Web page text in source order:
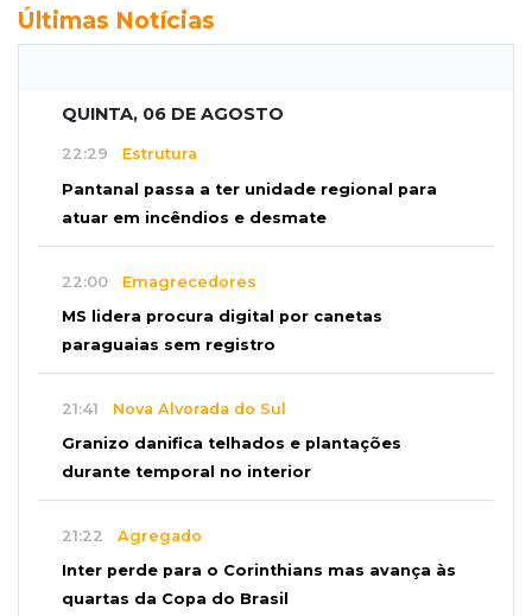
Últimas Notícias
QUINTA, 06 DE AGOSTO
22:29 Estrutura
Pantanal passa a ter unidade regional para
atuar em incêndios e desmate
22:00 Emagrecedores
MS lidera procura digital por canetas
paraguaias sem registro
21:41 Nova Alvorada do Sul
Granizo danifica telhados e plantações
durante temporal no interior
21:22 Agregado
Inter perde para o Corinthians mas avança às
quartas da Copa do Brasil